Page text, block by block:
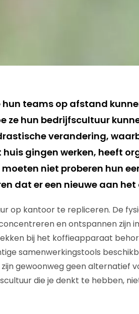
hun teams op afstand
ze hun bedrijfscultuur
verandering,
gingen werken, heeft
niet proberen hun
dat er een nieuwe aan
op kantoor te repliceren. De
en ontspannen zijn
bij het koffieapparaat
samenwerkingstools
zijn gewoonweg geen
die je denkt te hebben,